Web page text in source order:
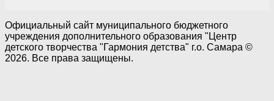
Официальный сайт муниципального бюджетного
учреждения дополнительного образования "Центр
детского творчества "Гармония детства" г.о. Самара ©
2026. Все права защищены.